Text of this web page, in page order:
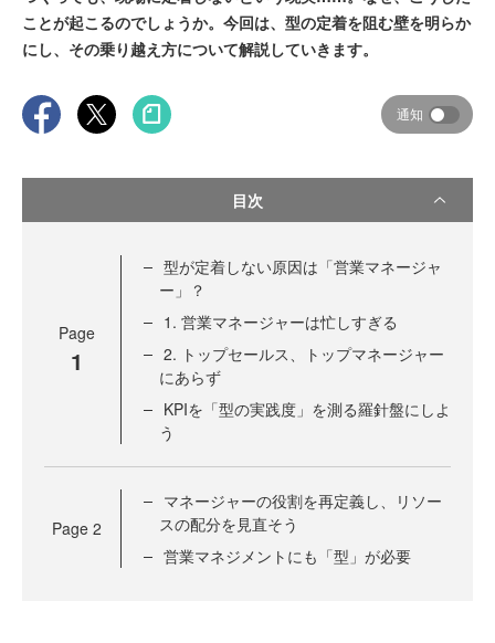
ことが起こるのでしょうか。今回は、型の定着を阻む壁を明らか
にし、その乗り越え方について解説していきます。
通知
目次
Page
1
型が定着しない原因は「営業マネージャ
ー」？
1. 営業マネージャーは忙しすぎる
2. トップセールス、トップマネージャー
にあらず
KPIを「型の実践度」を測る羅針盤にしよ
う
Page 2
マネージャーの役割を再定義し、リソー
スの配分を見直そう
営業マネジメントにも「型」が必要